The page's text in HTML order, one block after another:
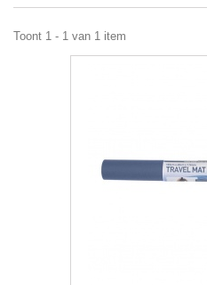
Toont 1 - 1 van 1 item